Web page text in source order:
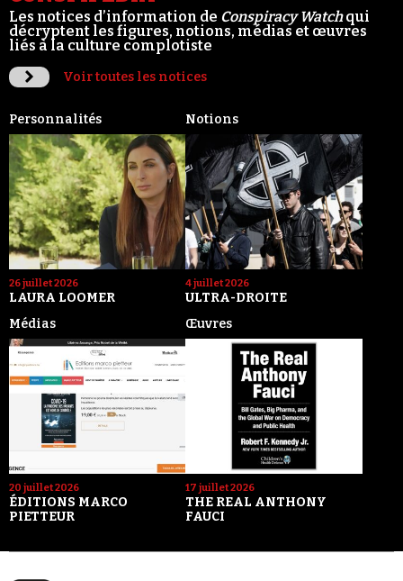
Les notices d’information de Conspiracy Watchqui
décryptent les figures, notions, médias et œuvres
liés à la culture complotiste
Voir toutes les notices
Personnalités
26 juillet 2026
LAURA LOOMER
Notions
4 juillet 2026
ULTRA-DROITE
Médias
20 juillet 2026
ÉDITIONS MARCO
PIETTEUR
Œuvres
17 juillet 2026
THE REAL ANTHONY
FAUCI